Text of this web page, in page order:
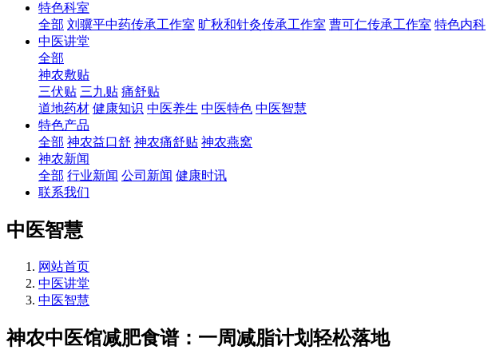
特色科室
全部 刘骥平中药传承工作室 旷秋和针灸传承工作室 曹可仁传承工作室 特色内科
中医讲堂
全部
神农敷贴
三伏贴 三九贴 痛舒贴
道地药材 健康知识 中医养生 中医特色 中医智慧
特色产品
全部 神农益口舒 神农痛舒贴 神农燕窝
神农新闻
全部 行业新闻 公司新闻 健康时讯
联系我们
中医智慧
网站首页
中医讲堂
中医智慧
神农中医馆减肥食谱：一周减脂计划轻松落地